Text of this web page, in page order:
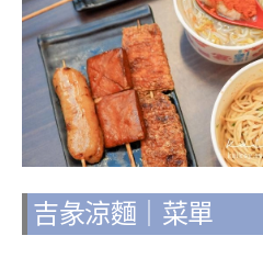
吉彖涼麵｜菜單